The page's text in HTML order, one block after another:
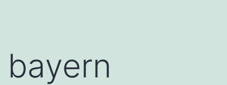
bayern